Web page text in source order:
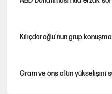
Kılıçdaroğlu'nun grup
Gram ve ons altın yükselişini